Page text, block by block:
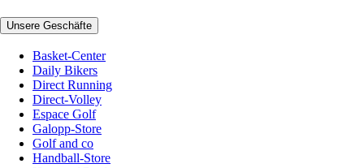
Unsere Geschäfte
Basket-Center
Daily Bikers
Direct Running
Direct-Volley
Espace Golf
Galopp-Store
Golf and co
Handball-Store